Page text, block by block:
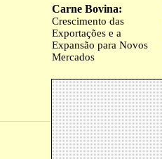
Carne Bovina:
Crescimento das
Exportações e a
Expansão para Novos
Mercados